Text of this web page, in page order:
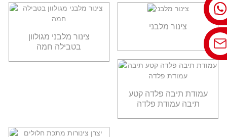
צינור מלבני מגולוון
בטבילה חמה
צינור מלבני
עמודת תיבה פלדה קטע
תיבה עמודת פלדה